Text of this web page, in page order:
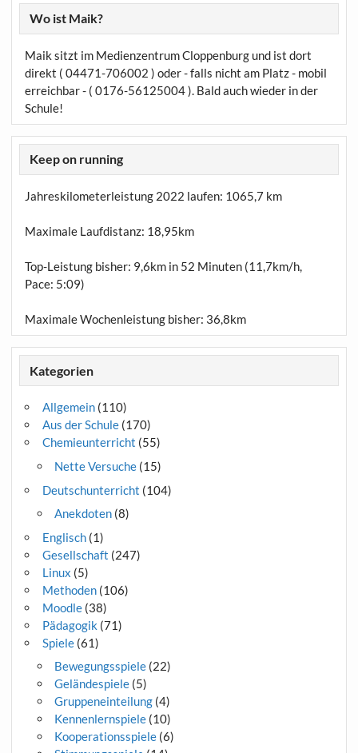
Wo ist Maik?
Maik sitzt im Medienzentrum Cloppenburg und ist dort
direkt ( 04471-706002 ) oder - falls nicht am Platz - mobil
erreichbar - ( 0176-56125004 ). Bald auch wieder in der
Schule!
Keep on running
Jahreskilometerleistung 2022 laufen: 1065,7 km
Maximale Laufdistanz: 18,95km
Top-Leistung bisher: 9,6km in 52 Minuten (11,7km/h,
Pace: 5:09)
Maximale Wochenleistung bisher: 36,8km
Kategorien
Allgemein(110)
Aus der Schule(170)
Chemieunterricht (55)
Nette Versuche(15)
Deutschunterricht (104)
Anekdoten(8)
Englisch(1)
Gesellschaft (247)
Linux (5)
Methoden(106)
Moodle(38)
Pädagogik (71)
Spiele(61)
Bewegungsspiele(22)
Geländespiele(5)
Gruppeneinteilung(4)
Kennenlernspiele(10)
Kooperationsspiele(6)